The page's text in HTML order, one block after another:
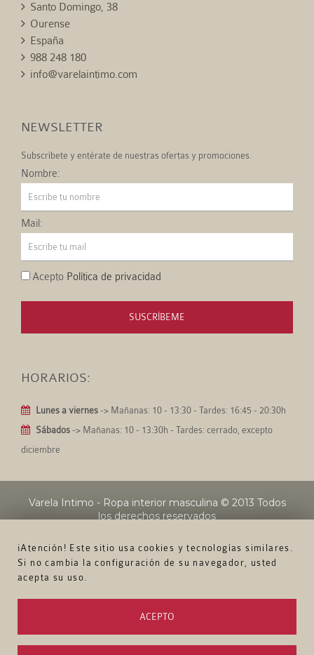
¡Atención! Este sitio usa cookies y tecnologías similares.
Si no cambia la configuración de su navegador, usted
acepta su uso.
ACEPTO
Santo Domingo, 38
Ourense
España
988 248 180
info@varelaintimo.com
NEWSLETTER
Subscríbete y entérate de nuestras ofertas y promociones.
Nombre:
Mail:
Acepto Política de privacidad
SUSCRÍBEME
HORARIOS:
Lunes a viernes -> Mañanas: 10 - 13:30 - Tardes: 16:45 - 20:30h
Sábados -> Mañanas: 10 - 13:30h - Tardes: cerrado, excepto
diciembre
Varela Intimo - Ropa interior masculina © 2013 Todos
los derechos reservados